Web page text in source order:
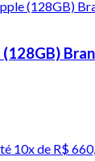
10x de R$